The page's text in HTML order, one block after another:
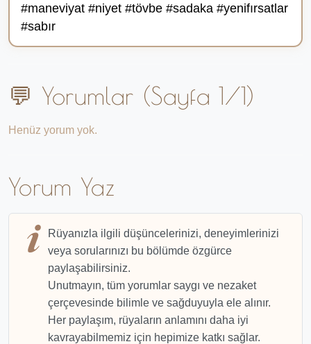
#maneviyat #niyet #tövbe #sadaka #yenifırsatlar
#sabır
💬 Yorumlar (Sayfa 1/1)
Henüz yorum yok.
Yorum Yaz
Rüyanızla ilgili düşüncelerinizi, deneyimlerinizi
veya sorularınızı bu bölümde özgürce
paylaşabilirsiniz.
Unutmayın, tüm yorumlar saygı ve nezaket
çerçevesinde bilimle ve sağduyuyla ele alınır.
Her paylaşım, rüyaların anlamını daha iyi
kavrayabilmemiz için hepimize katkı sağlar.